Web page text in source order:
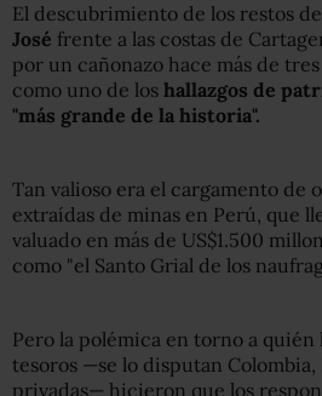
El descubrimiento de los restos
José frente a las costas de
por un cañonazo hace más de
como uno de los hallazgos de
"más grande de la historia".
Tan valioso era el cargamento de
extraídas de minas en Perú, que
valuado en más de US$1.500
como "el Santo Grial de los
Pero la polémica en torno a
tesoros —se lo disputan Colombia,
privadas— hicieron que los